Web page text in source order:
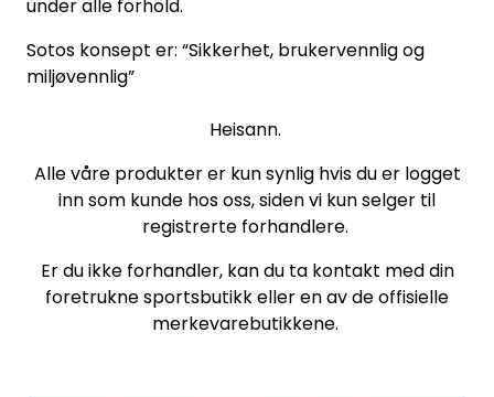
under alle forhold.
Sotos konsept er: “Sikkerhet, brukervennlig og
miljøvennlig”
Heisann.
Alle våre produkter er kun synlig hvis du er logget
inn som kunde hos oss, siden vi kun selger til
registrerte forhandlere.
Er du ikke forhandler, kan du ta kontakt med din
foretrukne sportsbutikk eller en av de offisielle
merkevarebutikkene.